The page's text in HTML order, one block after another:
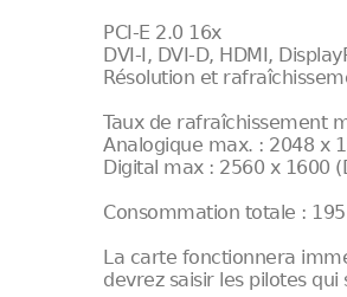
PCI-E 2.0 16x
DVI-I, DVI-D, HDMI,
Résolution et
Taux de rafraîchissement
Analogique max. : 2048 x
Digital max : 2560 x 1600
Consommation totale :
La carte fonctionnera
devrez saisir les pilotes